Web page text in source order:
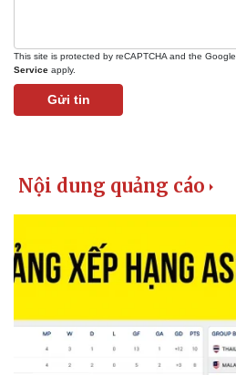
This site is protected by reCAPTCHA and the Google
Service apply.
Gửi tin